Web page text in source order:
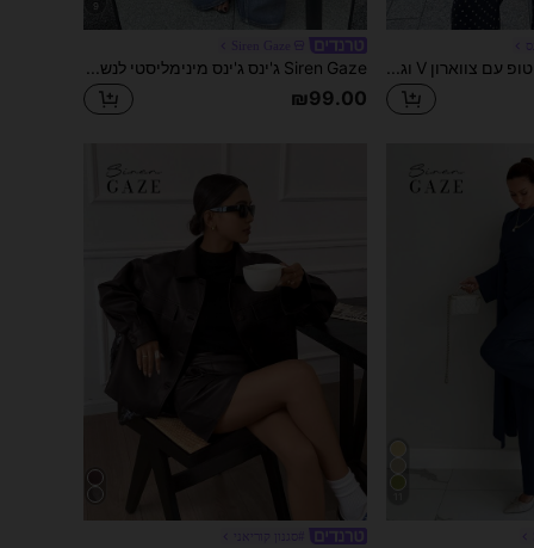
9
₪99.00